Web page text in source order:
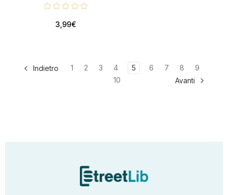
3,99€
Indietro 1 2 3 4 5 6 7 8
9
10
Avanti